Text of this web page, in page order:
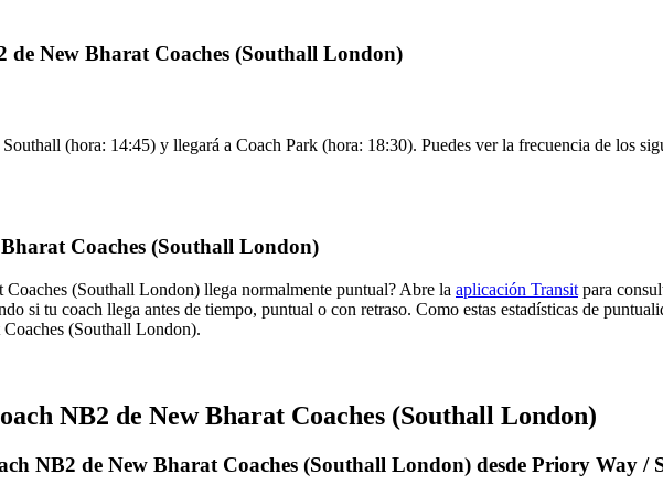
de New Bharat Coaches (Southall London)
(hora: 14:45) y llegará a Coach Park (hora: 18:30). Puedes ver la frecuencia de los
Coaches (Southall London)
(Southall London) llega normalmente puntual? Abre la aplicación Transit para
si tu coach llega antes de tiempo, puntual o con retraso. Como estas estadísticas de
(Southall London).
NB2 de New Bharat Coaches (Southall London)
NB2 de New Bharat Coaches (Southall London) desde Priory Way /